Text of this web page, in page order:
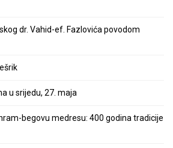
dr. Vahid-ef. Fazlovića povodom
u srijedu, 27. maja
begovu medresu: 400 godina tradicije